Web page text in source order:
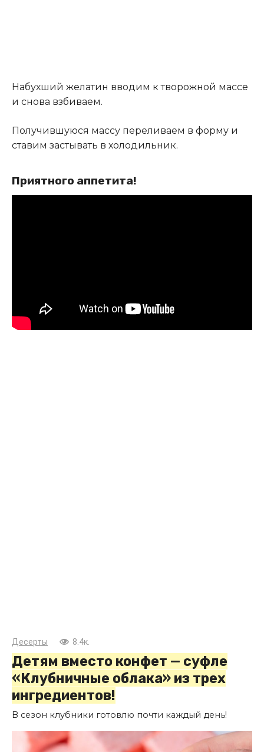
Набухший желатин вводим к творожной массе
и снова взбиваем.
Получившуюся массу переливаем в форму и
ставим застывать в холодильник.
Приятного аппетита!
Десерты 8.4к.
Детям вместо конфет — суфле
«Клубничные облака» из трех
ингредиентов!
В сезон клубники готовлю почти каждый день!